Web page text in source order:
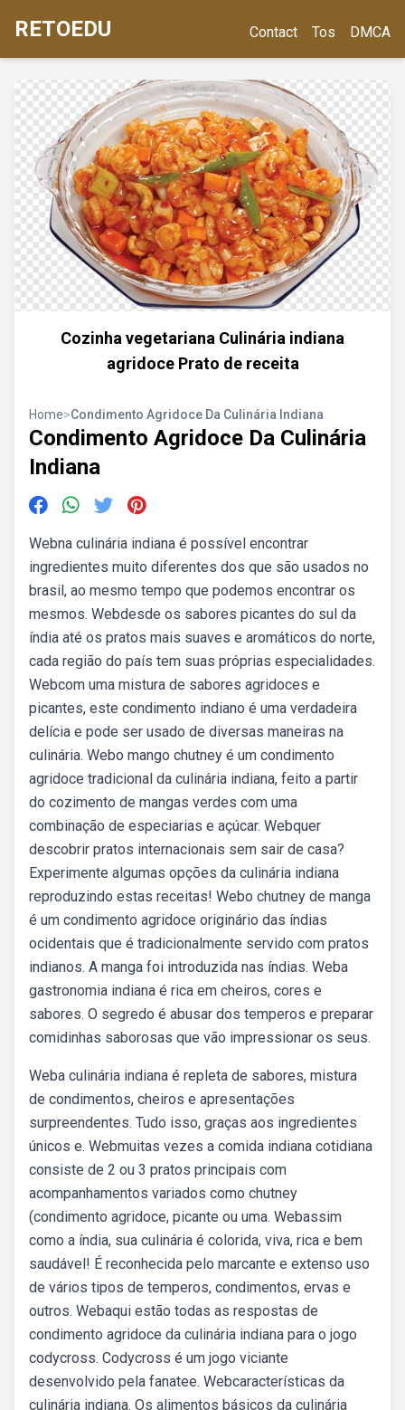
RETOEDU Contact Tos DMCA
Cozinha vegetariana Culinária indiana
agridoce Prato de receita
Home>Condimento Agridoce Da Culinária Indiana
Condimento Agridoce Da Culinária
Indiana
Webna culinária indiana é possível encontrar
ingredientes muito diferentes dos que são usados no
brasil, ao mesmo tempo que podemos encontrar os
mesmos. Webdesde os sabores picantes do sul da
índia até os pratos mais suaves e aromáticos do norte,
cada região do país tem suas próprias especialidades.
Webcom uma mistura de sabores agridoces e
picantes, este condimento indiano é uma verdadeira
delícia e pode ser usado de diversas maneiras na
culinária. Webo mango chutney é um condimento
agridoce tradicional da culinária indiana, feito a partir
do cozimento de mangas verdes com uma
combinação de especiarias e açúcar. Webquer
descobrir pratos internacionais sem sair de casa?
Experimente algumas opções da culinária indiana
reproduzindo estas receitas! Webo chutney de manga
é um condimento agridoce originário das índias
ocidentais que é tradicionalmente servido com pratos
indianos. A manga foi introduzida nas índias. Weba
gastronomia indiana é rica em cheiros, cores e
sabores. O segredo é abusar dos temperos e preparar
comidinhas saborosas que vão impressionar os seus.
Weba culinária indiana é repleta de sabores, mistura
de condimentos, cheiros e apresentações
surpreendentes. Tudo isso, graças aos ingredientes
únicos e. Webmuitas vezes a comida indiana cotidiana
consiste de 2 ou 3 pratos principais com
acompanhamentos variados como chutney
(condimento agridoce, picante ou uma. Webassim
como a índia, sua culinária é colorida, viva, rica e bem
saudável! É reconhecida pelo marcante e extenso uso
de vários tipos de temperos, condimentos, ervas e
outros. Webaqui estão todas as respostas de
condimento agridoce da culinária indiana para o jogo
codycross. Codycross é um jogo viciante
desenvolvido pela fanatee. Webcaracterísticas da
culinária indiana. Os alimentos básicos da culinária